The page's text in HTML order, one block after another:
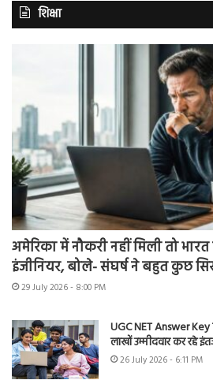
शिक्षा
अमेरिका में नौकरी नहीं मिली तो
इंजीनियर, बोले- संघर्ष ने बहुत कुछ
29 July 2026 - 8:00 PM
UGC NET Answer
लाखों उम्मीदवार कर रहे
26 July 2026 - 6:11 PM